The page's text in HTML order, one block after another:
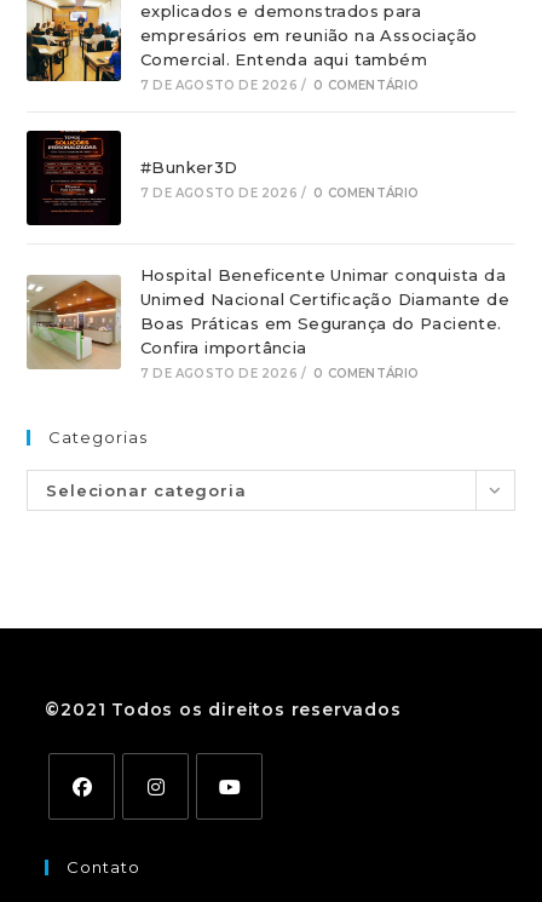
explicados e demonstrados para
empresários em reunião na Associação
Comercial. Entenda aqui também
7 DE AGOSTO DE 2026 / 0 COMENTÁRIO
#Bunker3D
7 DE AGOSTO DE 2026 / 0 COMENTÁRIO
Hospital Beneficente Unimar conquista da
Unimed Nacional Certificação Diamante de
Boas Práticas em Segurança do Paciente.
Confira importância
7 DE AGOSTO DE 2026 / 0 COMENTÁRIO
Categorias
Selecionar categoria
©2021 Todos os direitos reservados
Contato